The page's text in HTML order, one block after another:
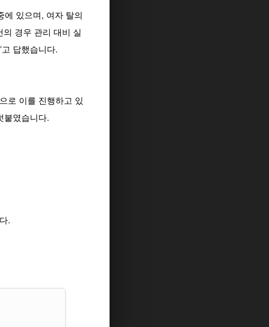
에 있으며, 여자 탈의
경우 관리 대비 실
답했습니다.
로 이를 진행하고 있
붙였습니다.
.